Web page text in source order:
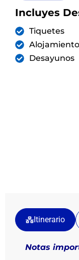
Incluyes
Tiquetes
Alojamiento
Desayunos
Itinerario
Notas